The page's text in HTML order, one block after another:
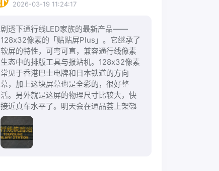
2026-03-19 11:24:17
剧透下通行线LED家族的最新产品——
128x32像素的「贴贴屏Plus」。它继承了
软屏的特性，可弯可直，兼容通行线像素
生态中的排版工具与报站机。128x32像素
常见于香港巴士电牌和日本铁道的方向
幕，加上这块屏幕也是全彩的，很好整
活。另外就是这屏的物理尺寸比较大，快
接近真车水平了。明天会在通品荟上架🥰